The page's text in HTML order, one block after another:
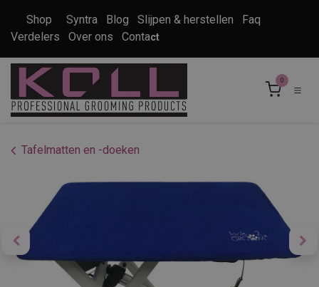
Shop Syntra Blog Slijpen & herstellen
Faq
Verdelers
Over ons Contact
0
Tafelmatten en -doeken